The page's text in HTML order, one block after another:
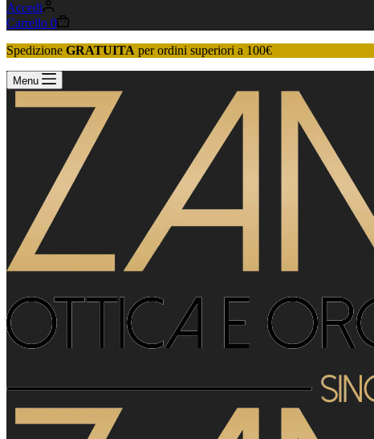
Accedi
Carrello 0
Spedizione GRATUITA per ordini superiori a 100€
Menu